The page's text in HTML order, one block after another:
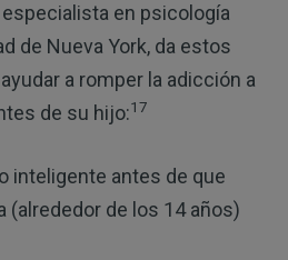
especialista en psicología
de Nueva York, da estos
a romper la adicción a
de su hijo:17
inteligente antes de que
(alrededor de los 14 años)